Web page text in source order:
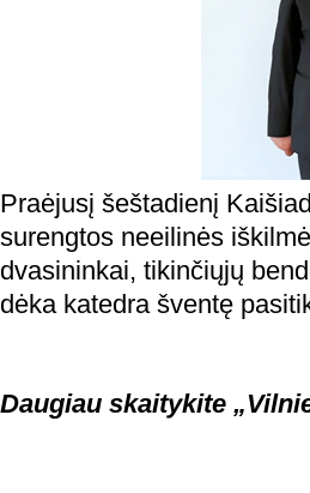
Praėjusį šeštadienį
surengtos neeilinės
dvasininkai, tikinčiųjų
dėka katedra šventę
Daugiau skaitykite